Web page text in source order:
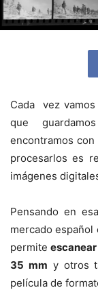
Cada vez
que
encontramos
procesarlos es
imágenes
Pensando en
mercado español
permiteescanear
35 mm y otros
película de